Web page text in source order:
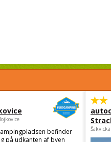
befinder
på udkanten af byen